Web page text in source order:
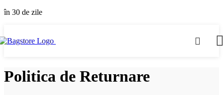
în 30 de zile
Politica de Returnare